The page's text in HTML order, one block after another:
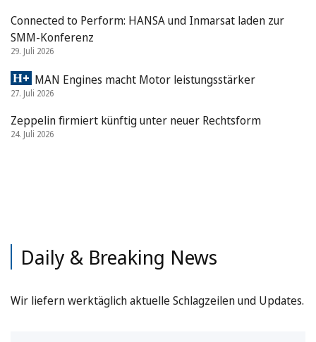
Connected to Perform: HANSA und Inmarsat laden zur
SMM-Konferenz
29. Juli 2026
MAN Engines macht Motor leistungsstärker
27. Juli 2026
Zeppelin firmiert künftig unter neuer Rechtsform
24. Juli 2026
Daily & Breaking News
Wir liefern werktäglich aktuelle Schlagzeilen und Updates.